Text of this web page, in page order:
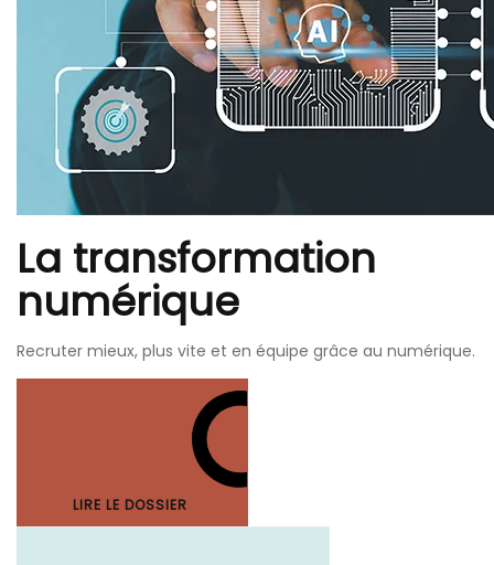
La transformation
numérique
Recruter mieux, plus vite et en équipe grâce au numérique.
LIRE LE DOSSIER